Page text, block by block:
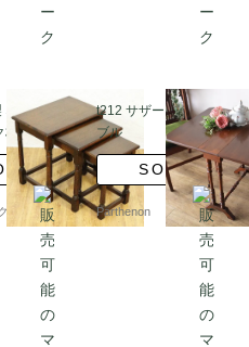
ストテー
材 入れ子
ル ローテ
ッキング ア
ブルーパロ
t212 サザーランドテー
ブル
SOLD
Parthenon